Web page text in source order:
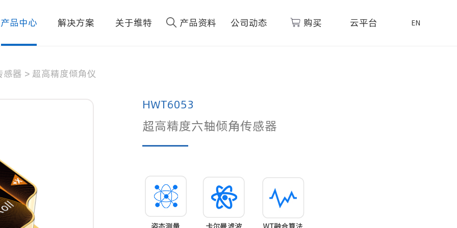
产品中心 解决方案 关于维特 产品资料 公司动态 购买 云平台 EN
感器 > 超高精度倾角仪
HWT6053
超高精度六轴倾角传感器